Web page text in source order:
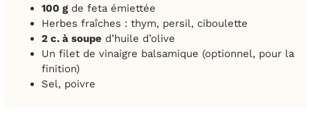
100 gde feta émiettée
Herbes fraîches : thym, persil, ciboulette
2 c. à soupe d’huile d’olive
Un filet de vinaigre balsamique (optionnel, pour la
finition)
Sel, poivre